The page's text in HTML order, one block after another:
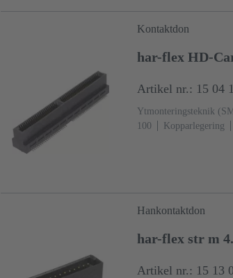
Kontaktdon
har-flex HD-
Artikel nr.: 15 04
Ytmonteringsteknik
100
Kopparlegering
Hankontaktdon
har-flex str m
Artikel nr.: 15 13